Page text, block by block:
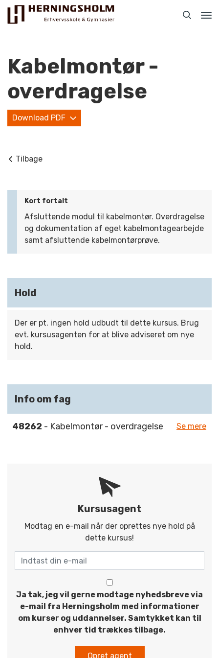
For ledige
Bliv faglært
Kontakt
Kabelmontør -
overdragelse
Download PDF
Tilbage
Kort fortalt
Afsluttende modul til kabelmontør. Overdragelse
og dokumentation af eget kabelmontagearbejde
samt afsluttende kabelmontørprøve.
Hold
Der er pt. ingen hold udbudt til dette kursus. Brug
evt. kursusagenten for at blive adviseret om nye
hold.
Info om fag
48262 - Kabelmontør - overdragelse Se mere
Kursusagent
Modtag en e-mail når der oprettes nye hold på
dette kursus!
Ja tak, jeg vil gerne modtage nyhedsbreve via
e-mail fra Herningsholm med informationer
om kurser og uddannelser. Samtykket kan til
enhver tid trækkes tilbage.
Opret agent